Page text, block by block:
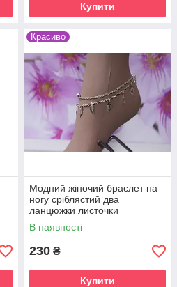
Купити
Красиво
Модний жіночий браслет на
ногу сріблястий два
ланцюжки листочки
В наявності
230 ₴
Купити